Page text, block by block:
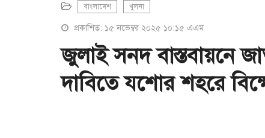
বাংলাদেশ খুলনা
প্রকাশিত: ১৫ নভেম্বর ২০২৫ ১০:১৫ এএম
জুলাই সনদ বাস্তবায়নে
দাবিতে যশোর শহরে